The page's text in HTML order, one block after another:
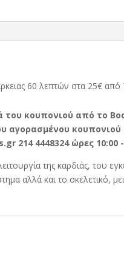
60 λεπτών στα 25€ από
κουπονιού από το
214 4448324 ώρες 10:00 -
της καρδιάς,
αλλά και το σκελετικό,